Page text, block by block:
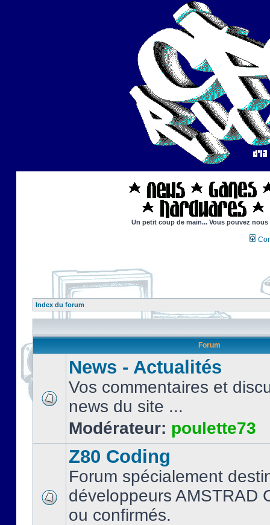
Un petit coup de main... Vous pouvez
Index du forum
Forum
News - Actualités
Vos commentaires et
news du site ...
Modérateur: poulette73
Z80 Coding
Forum spécialement
développeurs AMSTRAD
ou confirmés.